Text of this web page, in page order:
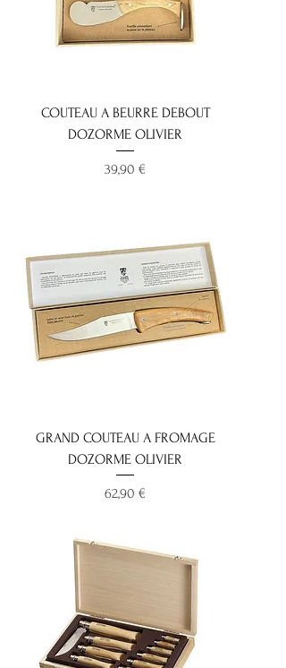
COUTEAU A BEURRE DEBOUT
DOZORME OLIVIER
Prix
39,90 €
GRAND COUTEAU A FROMAGE
DOZORME OLIVIER
Prix
62,90 €